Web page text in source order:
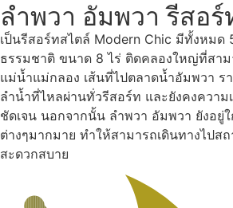
ลำพวา อัมพวา รีสอร์
เป็นรีสอร์ทสไตล์ Modern Chic มีทั้งหมด
ธรรมชาติ ขนาด 8 ไร่ ติดคลองใหญ่ที่สาม
แม่น้ำแม่กลอง เส้นที่ไปตลาดน้ำอัมพวา ร
ลำน้ำที่ไหลผ่านทั่วรีสอร์ท และยังคงความ
ชัดเจน นอกจากนั้น ลำพวา อัมพวา ยังอยู่
ต่างๆมากมาย ทำให้สามารถเดินทางไปส
สะดวกสบาย